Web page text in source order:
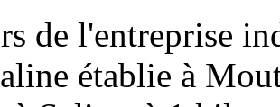
de l'entreprise
établie à